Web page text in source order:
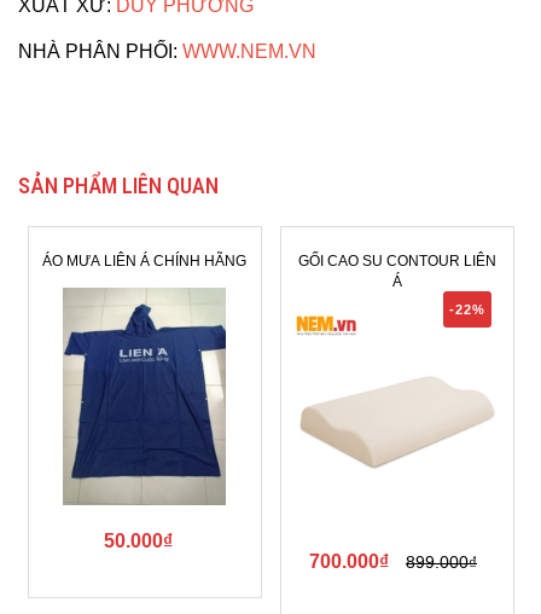
XUẤT XỨ: DUY PHƯƠNG
NHÀ PHÂN PHỐI: WWW.NEM.VN
SẢN PHẨM LIÊN QUAN
ÁO MƯA LIÊN Á CHÍNH HÃNG
50.000₫
GỐI CAO SU CONTOUR LIÊN
Á
-22%
700.000₫ 899.000₫